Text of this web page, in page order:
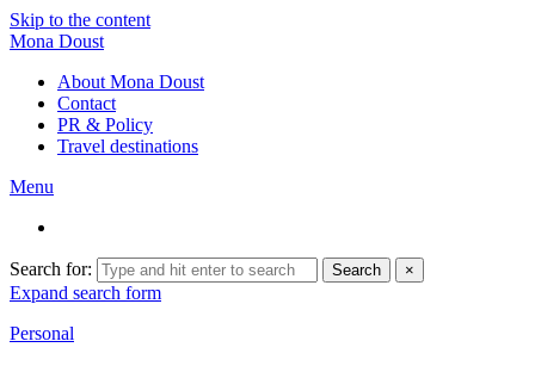
Skip to the content
Mona Doust
About Mona Doust
Contact
PR & Policy
Travel destinations
Menu
Search for: Search ×
Expand search form
Personal